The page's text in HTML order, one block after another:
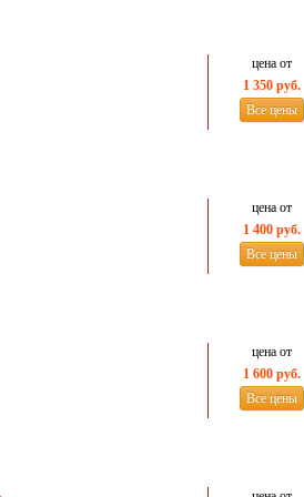
цена от
1 350 руб.
Все цены
цена от
1 400 руб.
Все цены
цена от
1 600 руб.
Все цены